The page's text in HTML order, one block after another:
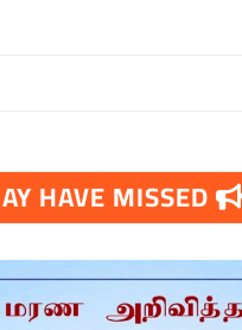
HAVE MISSED